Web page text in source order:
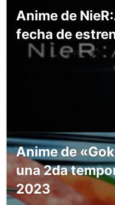
Anime de
fecha de
Anime de
una 2da
2023